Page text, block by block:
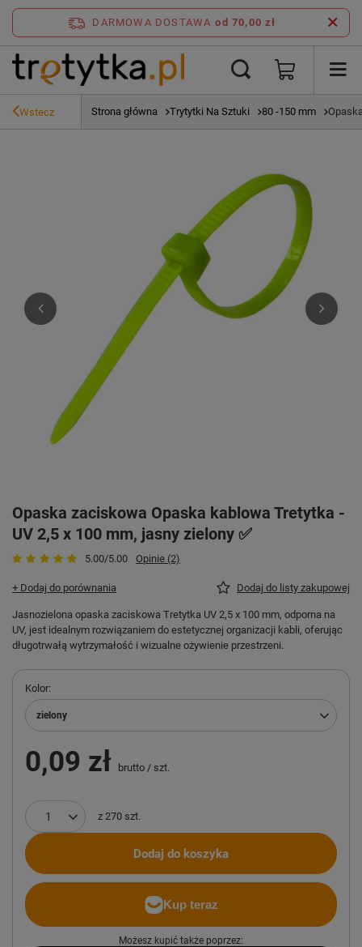
DARMOWA DOSTAWA od 70,00 zł
Wstecz Strona główna Trytytki Na Sztuki 80 -150 mm
Opaska zaciskowa Opaska kablowa Tretytka -
UV 2,5 x 100 mm, jasny zielony ✅
5.00/5.00 Opinie (2)
+ Dodaj do porównania Dodaj do listy zakupowej
Jasnozielona opaska zaciskowa Tretytka UV 2,5 x 100 mm, odporna na
UV, jest idealnym rozwiązaniem do estetycznej organizacji kabli, oferując
długotrwałą wytrzymałość i wizualne ożywienie przestrzeni.
Kolor
zielony
0,09 zł brutto / szt.
z 270 szt.
Dodaj do koszyka
Możesz kupić także poprzez: